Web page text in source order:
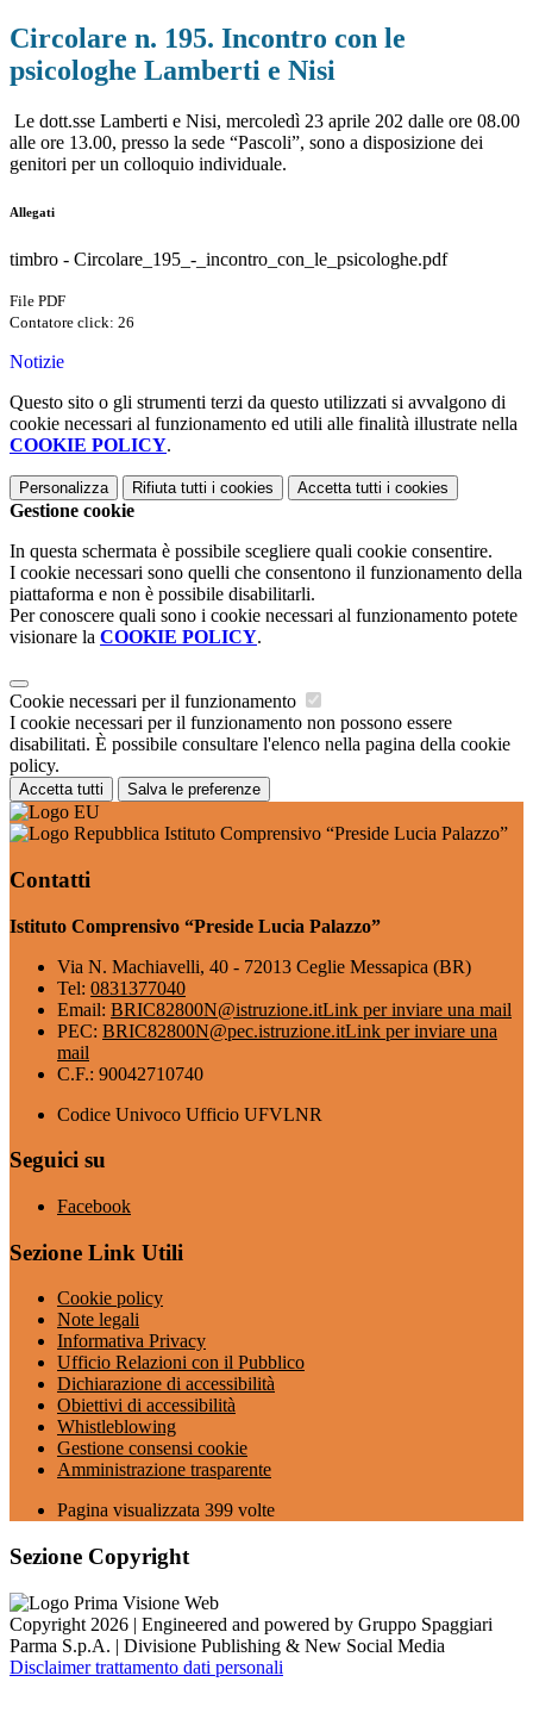
Circolare n. 195. Incontro con le
psicologhe Lamberti e Nisi
Le dott.sse Lamberti e Nisi, mercoledì 23 aprile 202 dalle ore 08.00
alle ore 13.00, presso la sede “Pascoli”, sono a disposizione dei
genitori per un colloquio individuale.
Allegati
timbro - Circolare_195_-_incontro_con_le_psicologhe.pdf
File PDF
Contatore click: 26
Notizie
Questo sito o gli strumenti terzi da questo utilizzati si avvalgono di
cookie necessari al funzionamento ed utili alle finalità illustrate nella
COOKIE POLICY.
Personalizza Rifiuta tutti i cookies Accetta tutti i cookies
Gestione cookie
In questa schermata è possibile scegliere quali cookie consentire.
I cookie necessari sono quelli che consentono il funzionamento della
piattaforma e non è possibile disabilitarli.
Per conoscere quali sono i cookie necessari al funzionamento potete
visionare la COOKIE POLICY.
Cookie necessari per il funzionamento
I cookie necessari per il funzionamento non possono essere
disabilitati. È possibile consultare l'elenco nella pagina della cookie
policy.
Accetta tutti Salva le preferenze
Istituto Comprensivo “Preside Lucia Palazzo”
Contatti
Istituto Comprensivo “Preside Lucia Palazzo”
Via N. Machiavelli, 40 - 72013 Ceglie Messapica (BR)
Tel: 0831377040
Email: BRIC82800N@istruzione.itLink per inviare una mail
PEC: BRIC82800N@pec.istruzione.itLink per inviare una
mail
C.F.: 90042710740
Codice Univoco Ufficio UFVLNR
Seguici su
Facebook
Sezione Link Utili
Cookie policy
Note legali
Informativa Privacy
Ufficio Relazioni con il Pubblico
Dichiarazione di accessibilità
Obiettivi di accessibilità
Whistleblowing
Gestione consensi cookie
Amministrazione trasparente
Pagina visualizzata 399 volte
Sezione Copyright
Copyright 2026 | Engineered and powered by Gruppo Spaggiari
Parma S.p.A. | Divisione Publishing & New Social Media
Disclaimer trattamento dati personali